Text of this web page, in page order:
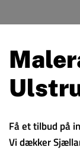
Få et tilbud på
Vi dækker